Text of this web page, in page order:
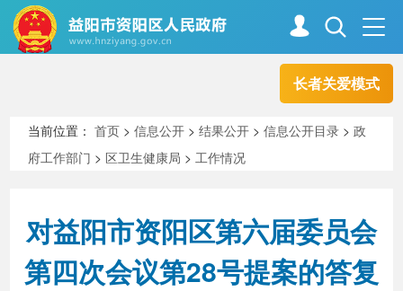
长者关爱模式
走进资阳
新闻中心 解读回应
当前位置：首页 >信息公开 >结果公开 >信息公开目录 >政
府工作部门 > 区卫生健康局 >工作情况
对益阳市资阳区第六届委员会
第四次会议第28号提案的答复